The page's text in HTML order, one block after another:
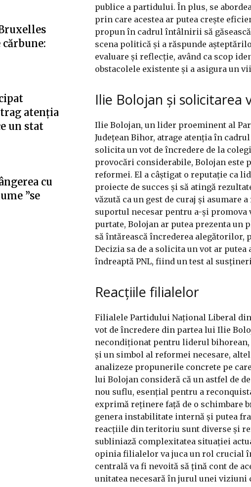
atenția
un stat
cu
”se
publice a partidului. În plus, se
prin care acestea ar putea crește
propun în cadrul întâlnirii să
scena politică și a răspunde
evaluare și reflecție, având ca scop
obstacolele existente și a asigura un
Ilie Bolojan și solicitarea
Ilie Bolojan, un lider proeminent al
Județean Bihor, atrage atenția în
solicita un vot de încredere de la
provocări considerabile, Bolojan
reformei. El a câștigat o reputație ca
proiecte de succes și să atingă
văzută ca un gest de curaj și asumare
suportul necesar pentru a-și
purtate, Bolojan ar putea prezenta un
să întărească încrederea alegătorilor,
Decizia sa de a solicita un vot ar
îndreaptă PNL, fiind un test al
Reacțiile filialelor
Filialele Partidului Național Liberal
vot de încredere din partea lui Ilie
necondiționat pentru liderul
și un simbol al reformei necesare,
analizeze propunerile concrete pe
lui Bolojan consideră că un astfel de
nou suflu, esențial pentru a
exprimă reținere față de o schimbare
genera instabilitate internă și putea
reacțiile din teritoriu sunt diverse și
subliniază complexitatea situației
opinia filialelor va juca un rol crucial
centrală va fi nevoită să țină cont de
unitatea necesară în jurul unei viziuni